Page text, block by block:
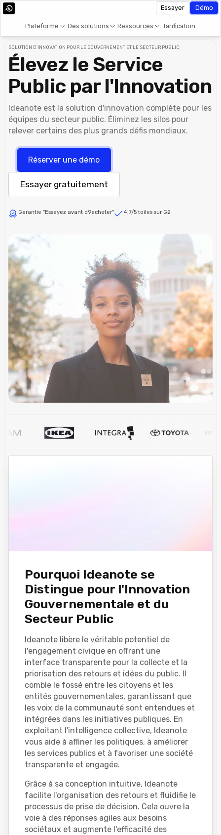
Plateforme Des solutions Ressources Tarification
Essayer Démo
SOLUTION D'INNOVATION POUR LE GOUVERNEMENT ET LE SECTEUR PUBLIC
Élevez le Service
Public par l'Innovation
Ideanote est la solution d'innovation complète pour les
équipes du secteur public. Éliminez les silos pour
relever certains des plus grands défis mondiaux.
Réserver une démo
Essayer gratuitement
Garantie "Essayez avant d9acheter" 4,7/5 toiles sur G2
Pourquoi Ideanote se
Distingue pour l'Innovation
Gouvernementale et du
Secteur Public
Ideanote libère le véritable potentiel de
l'engagement civique en offrant une
interface transparente pour la collecte et la
priorisation des retours et idées du public. Il
comble le fossé entre les citoyens et les
entités gouvernementales, garantissant que
les voix de la communauté sont entendues et
intégrées dans les initiatives publiques. En
exploitant l'intelligence collective, Ideanote
vous aide à affiner les politiques, à améliorer
les services publics et à favoriser une société
transparente et engagée.
Grâce à sa conception intuitive, Ideanote
facilite l'organisation des retours et fluidifie le
processus de prise de décision. Cela ouvre la
voie à des réponses agiles aux besoins
sociétaux et augmente l'efficacité des